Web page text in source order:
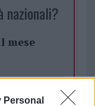
Personal
nazionali?
mese